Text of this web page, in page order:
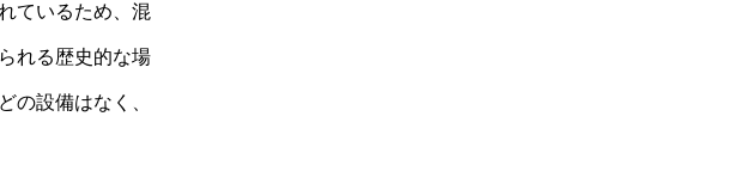
ているため、混
れる歴史的な場
の設備はなく、